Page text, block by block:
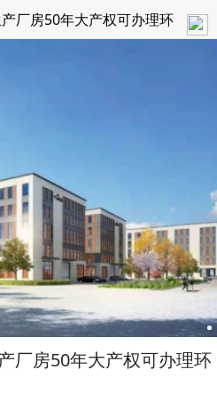
厂房50年大产权可办理环
厂房50年大产权可办理环